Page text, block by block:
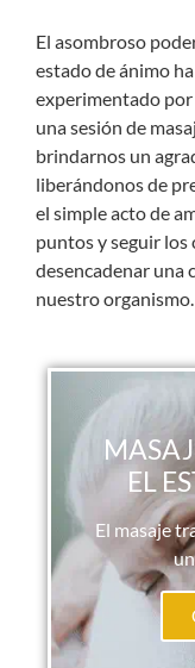
El asombroso
estado de ánimo
experimentado
una sesión de
brindarnos un
liberándonos de
el simple acto de
puntos y seguir los
desencadenar una
nuestro organismo.
EL
El masaje